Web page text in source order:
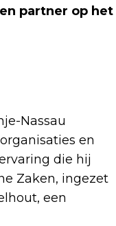
partner op het
Nassau
en
die hij
Zaken, ingezet
een